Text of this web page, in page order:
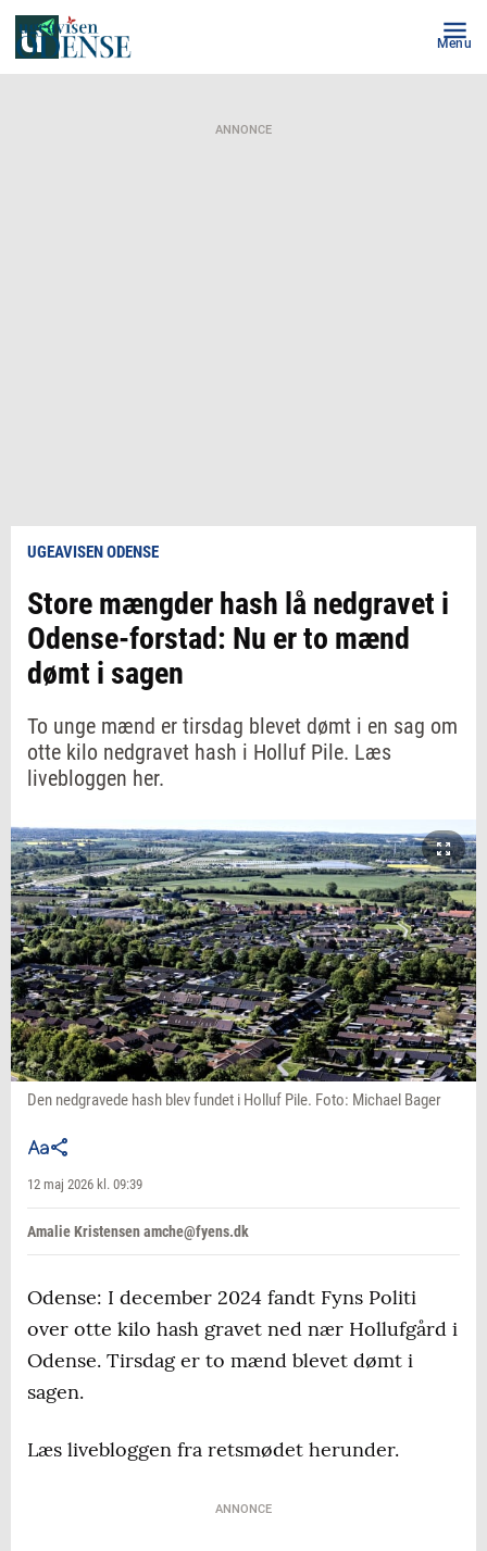
Menu
ANNONCE
UGEAVISEN ODENSE
Store mængder hash lå nedgravet i
Odense-forstad: Nu er to mænd
dømt i sagen
To unge mænd er tirsdag blevet dømt i en sag om
otte kilo nedgravet hash i Holluf Pile. Læs
livebloggen her.
Den nedgravede hash blev fundet i Holluf Pile. Foto: Michael Bager
12 maj 2026 kl. 09:39
Amalie Kristensen amche@fyens.dk
Odense: I december 2024 fandt Fyns Politi
over otte kilo hash gravet ned nær Hollufgård i
Odense. Tirsdag er to mænd blevet dømt i
sagen.
Læs livebloggen fra retsmødet herunder.
ANNONCE